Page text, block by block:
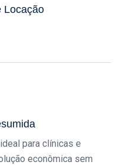
Locação
para clínicas e
econômica sem